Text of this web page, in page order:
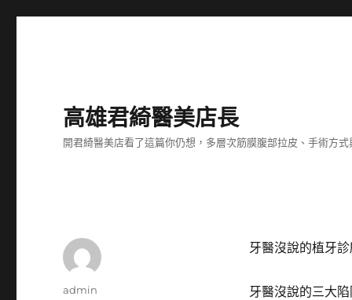
高雄君綺醫美店長
開君綺醫美店看了這篇你仍想，多層次筋膜腹部拉皮、手術方
牙醫沒說的植牙
牙醫沒說的三大
作
admin